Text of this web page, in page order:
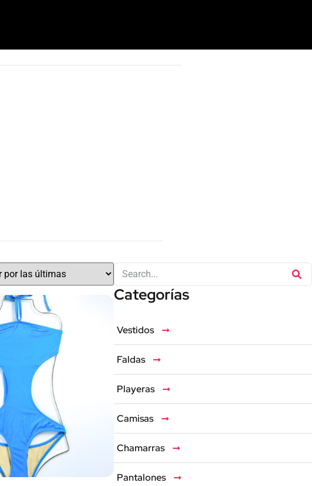
Categorías
Vestidos
Faldas
Playeras
Camisas
Chamarras
Pantalones